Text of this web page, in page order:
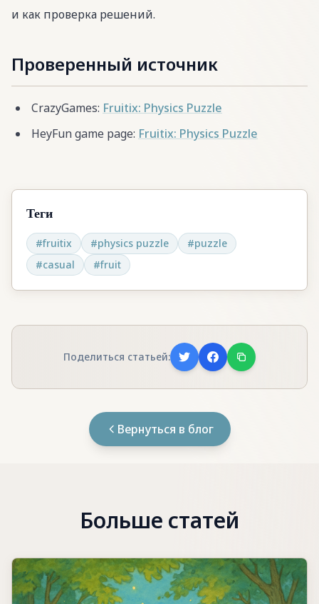
и как проверка решений.
Проверенный источник
CrazyGames: Fruitix: Physics Puzzle
HeyFun game page: Fruitix: Physics Puzzle
Теги
#fruitix #physics puzzle #puzzle
#casual #fruit
Поделиться статьей:
Вернуться в блог
Больше статей